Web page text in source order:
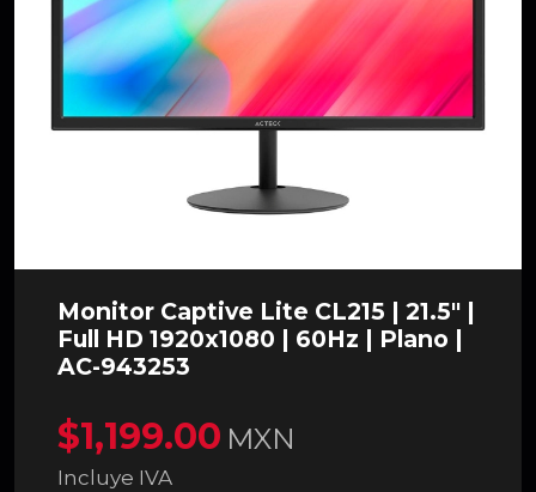
Monitor Captive Lite CL215 | 21.5" |
Full HD 1920x1080 | 60Hz | Plano |
AC-943253
$1,199.00 MXN
Incluye IVA